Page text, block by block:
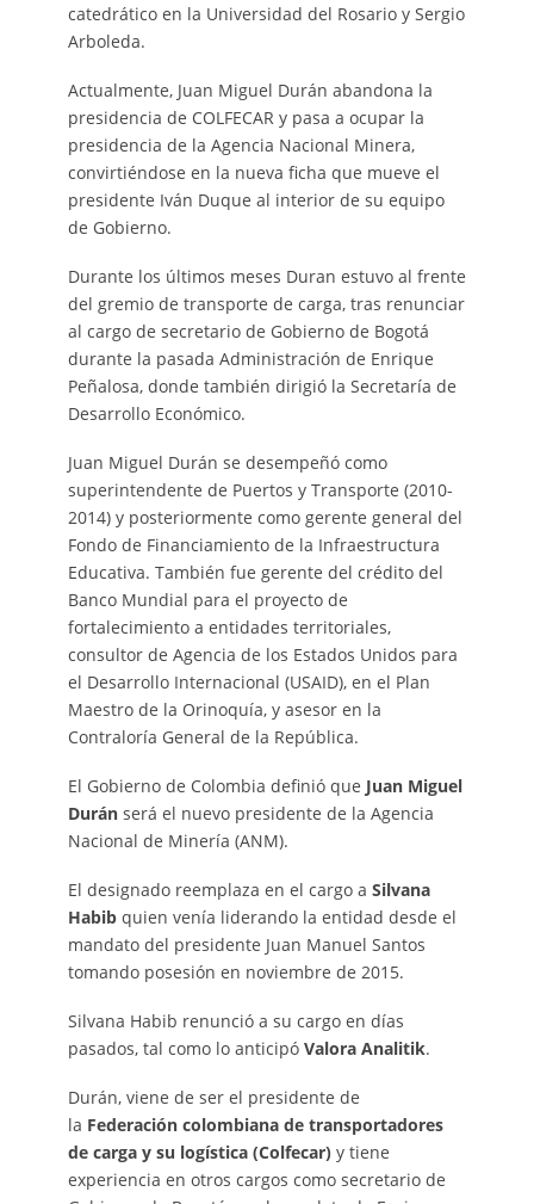
catedrático en la Universidad del Rosario y Sergio
Arboleda.
Actualmente, Juan Miguel Durán abandona la
presidencia de COLFECAR y pasa a ocupar la
presidencia de la Agencia Nacional Minera,
convirtiéndose en la nueva ficha que mueve el
presidente Iván Duque al interior de su equipo
de Gobierno.
Durante los últimos meses Duran estuvo al frente
del gremio de transporte de carga, tras renunciar
al cargo de secretario de Gobierno de Bogotá
durante la pasada Administración de Enrique
Peñalosa, donde también dirigió la Secretaría de
Desarrollo Económico.
Juan Miguel Durán se desempeñó como
superintendente de Puertos y Transporte (2010-
2014) y posteriormente como gerente general del
Fondo de Financiamiento de la Infraestructura
Educativa. También fue gerente del crédito del
Banco Mundial para el proyecto de
fortalecimiento a entidades territoriales,
consultor de Agencia de los Estados Unidos para
el Desarrollo Internacional (USAID), en el Plan
Maestro de la Orinoquía, y asesor en la
Contraloría General de la República.
El Gobierno de Colombia definió que Juan Miguel
Durán será el nuevo presidente de la Agencia
Nacional de Minería (ANM).
El designado reemplaza en el cargo a Silvana
Habib quien venía liderando la entidad desde el
mandato del presidente Juan Manuel Santos
tomando posesión en noviembre de 2015.
Silvana Habib renunció a su cargo en días
pasados, tal como lo anticipó Valora Analitik.
Durán, viene de ser el presidente de
la Federación colombiana de transportadores
de carga y su logística (Colfecar)y tiene
experiencia en otros cargos como secretario de